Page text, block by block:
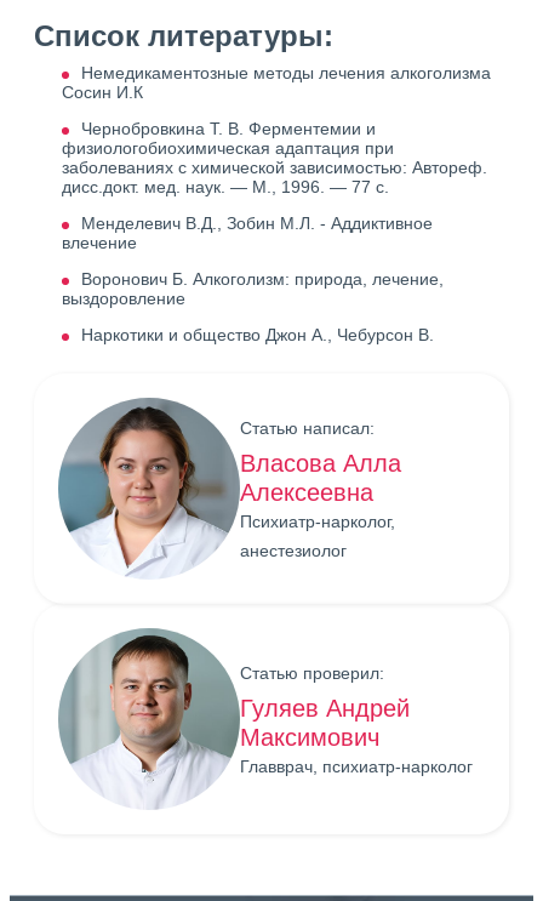
Список литературы:
Немедикаментозные методы лечения алкоголизма
Сосин И.К
Чернобровкина Т. В. Ферментемии и
физиологобиохимическая адаптация при
заболеваниях с химической зависимостью: Автореф.
дисс.докт. мед. наук. — М., 1996. — 77 с.
Менделевич В.Д., Зобин М.Л. - Аддиктивное
влечение
Воронович Б. Алкоголизм: природа, лечение,
выздоровление
Наркотики и общество Джон А., Чебурсон В.
Статью написал:
Власова Алла
Алексеевна
Психиатр-нарколог,
анестезиолог
Статью проверил:
Гуляев Андрей
Максимович
Главврач, психиатр-нарколог